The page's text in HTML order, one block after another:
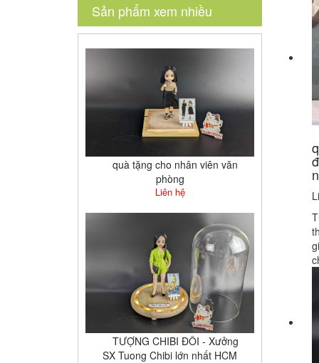
Sản phẩm xem nhiều
quà tặng cho nhân viên văn
phòng
Liên hệ
TƯỢNG CHIBI ĐÔI - Xưởng
SX Tuong Chibi lớn nhất HCM